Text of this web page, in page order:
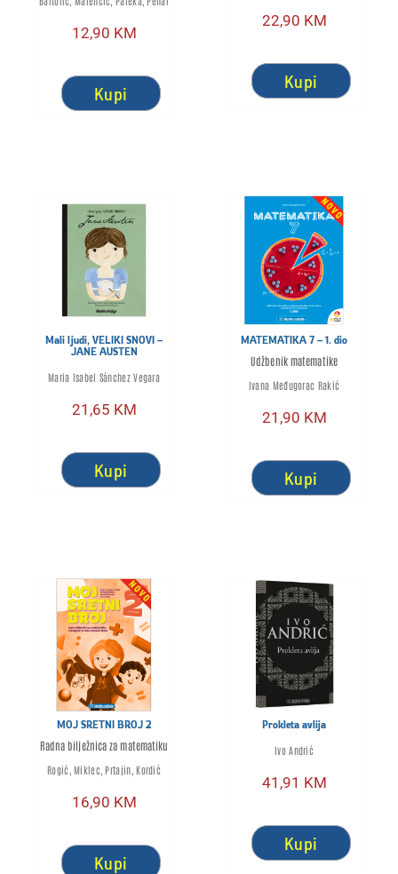
12,90 KM
Kupi
22,90 KM
Kupi
Mali ljudi, VELIKI SNOVI –
JANE AUSTEN
Maria Isabel Sánchez Vegara
21,65 KM
Kupi
MATEMATIKA 7 – 1. dio
Udžbenik matematike
Ivana Međugorac Rakić
21,90 KM
Kupi
MOJ SRETNI BROJ 2
Radna bilježnica za matematiku
Rogić, Miklec, Prtajin, Kordić
16,90 KM
Kupi
Prokleta avlija
Ivo Andrić
41,91 KM
Kupi